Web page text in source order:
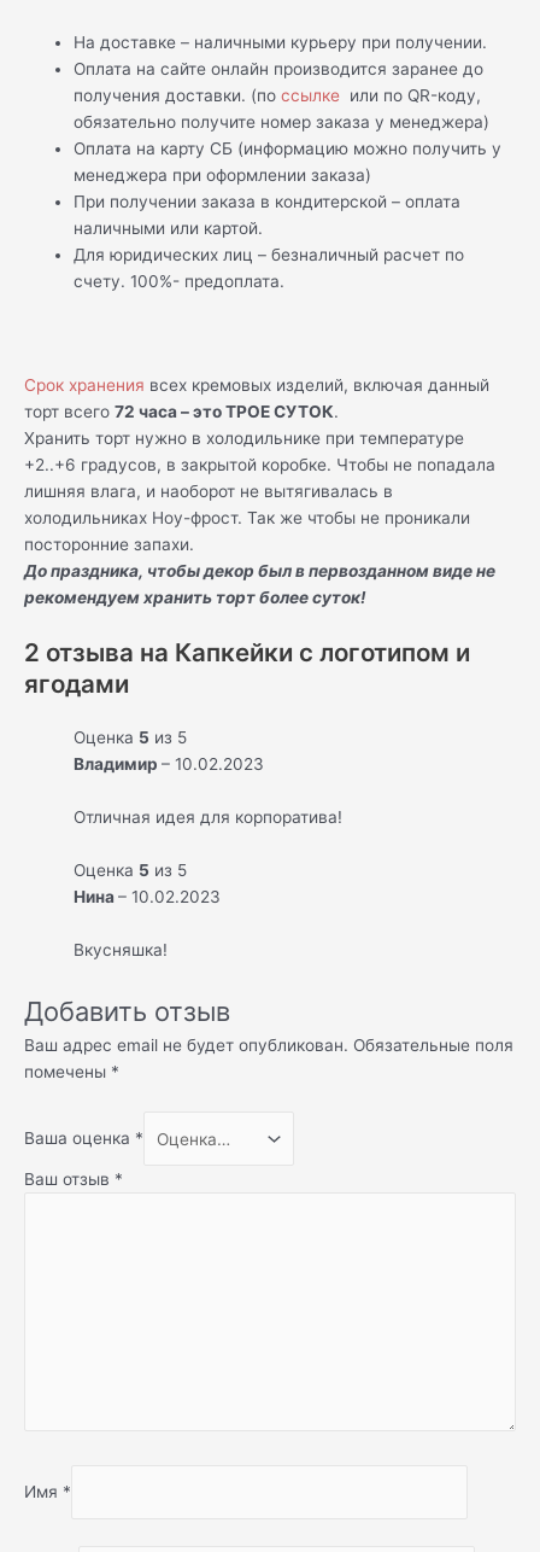
На доставке – наличными курьеру при получении.
Оплата на сайте онлайн производится заранее до
получения доставки. (поссылке или по QR-коду,
обязательно получите номер заказа у менеджера)
Оплата на карту СБ (информацию можно получить у
менеджера при оформлении заказа)
При получении заказа в кондитерской – оплата
наличными или картой.
Для юридических лиц – безналичный расчет по
счету. 100%- предоплата.
Срок хранения всех кремовых изделий, включая данный
торт всего 72 часа – это ТРОЕ СУТОК.
Хранить торт нужно в холодильнике при температуре
+2..+6 градусов, в закрытой коробке. Чтобы не попадала
лишняя влага, и наоборот не вытягивалась в
холодильниках Ноу-фрост. Так же чтобы не проникали
посторонние запахи.
До праздника, чтобы декор был в первозданном виде не
рекомендуем хранить торт более суток!
2 отзыва на Капкейки с логотипом и
ягодами
Оценка 5 из 5
Владимир– 10.02.2023
Отличная идея для корпоратива!
Оценка 5 из 5
Нина– 10.02.2023
Вкусняшка!
Добавить отзыв
Ваш адрес email не будет опубликован. Обязательные поля
помечены *
Ваша оценка *
Ваш отзыв *
Имя *